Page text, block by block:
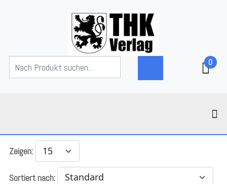
0
Zeigen:
Sortiert nach: